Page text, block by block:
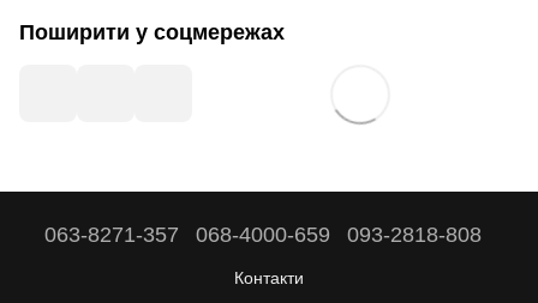
Поширити у соцмережах
063-8271-357 068-4000-659 093-2818-808
Контакти